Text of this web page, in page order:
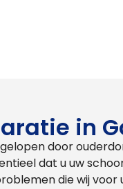
in
door
dat u uw
die wij voor